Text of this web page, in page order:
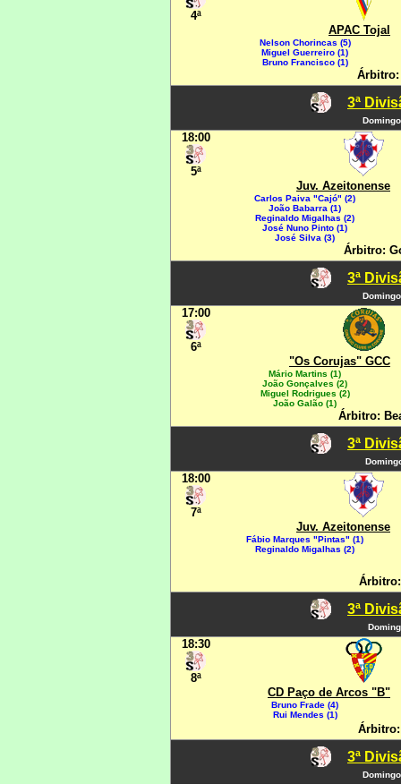
4ª
APAC Tojal
Nelson Chorincas (5)
Miguel Guerreiro (1)
Bruno Francisco (1)
Árbitro:
3ª
18:00
5ª
Juv. Azeitonense
Carlos Paiva "Cajó" (2)
João Babarra (1)
Reginaldo Migalhas (2)
José Nuno Pinto (1)
José Silva (3)
Árbitro:
3ª
17:00
6ª
"Os Corujas" GCC
Mário Martins (1)
João Gonçalves (2)
Miguel Rodrigues (2)
João Galão (1)
Árbitro:
3ª
18:00
7ª
Juv. Azeitonense
Fábio Marques "Pintas" (1)
Reginaldo Migalhas (2)
3ª
18:30
8ª
CD Paço de Arcos "B"
Bruno Frade (4)
Rui Mendes (1)
3ª